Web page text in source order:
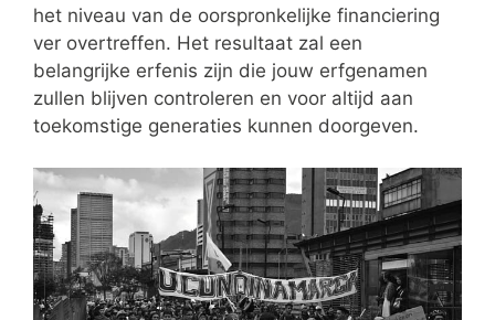
het niveau van de oorspronkelijke financiering
ver overtreffen. Het resultaat zal een
belangrijke erfenis zijn die jouw erfgenamen
zullen blijven controleren en voor altijd aan
toekomstige generaties kunnen doorgeven.